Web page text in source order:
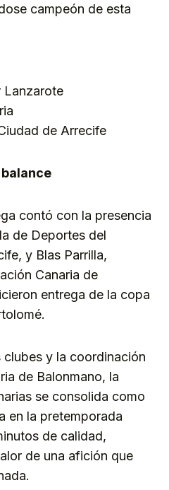
campeón de esta
Lanzarote
de Arrecife
contó con la presencia
de Deportes del
y Blas Parrilla,
Canaria de
entrega de la copa
y la coordinación
de Balonmano, la
se consolida como
en la pretemporada
de calidad,
de una afición que